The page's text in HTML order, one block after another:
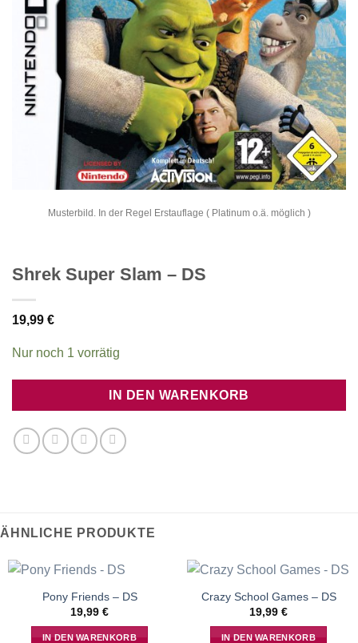
Musterbild. In der Regel Erstauflage ( Platinum o.ä. möglich )
Shrek Super Slam – DS
19,99 €
Nur noch 1 vorrätig
IN DEN WARENKORB
ÄHNLICHE PRODUKTE
Pony Friends – DS
19,99 €
IN DEN WARENKORB
Crazy School Games – DS
19,99 €
IN DEN WARENKORB